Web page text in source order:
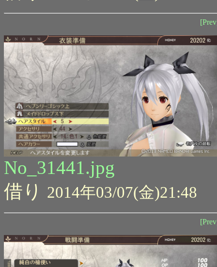
No_31441.jpg
借り
2014年03/07(金)21:48